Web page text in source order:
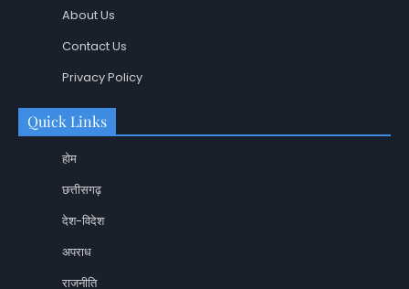
About Us
Contact Us
Privacy Policy
Quick Links
होम
छत्तीसगढ़
देश-विदेश
अपराध
राजनीति